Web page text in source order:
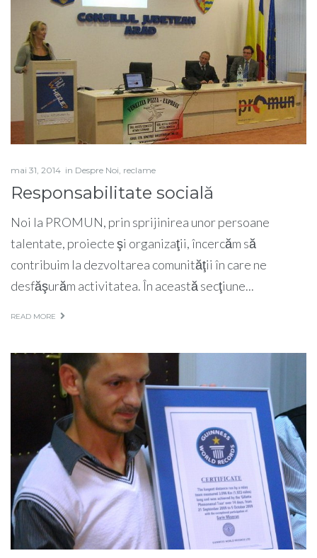
mai 31, 2014 in Despre Noi reclame
Responsabilitate socială
Noi la PROMUN, prin sprijinirea unor persoane
talentate, proiecte şi organizaţii, încercăm să
contribuim la dezvoltarea comunităţii în care ne
desfăşurăm activitatea. În această secţiune...
READ MORE